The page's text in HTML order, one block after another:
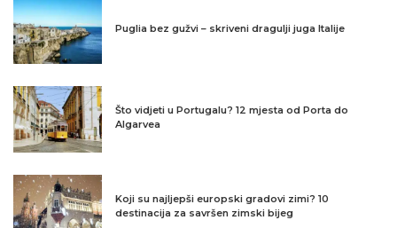
Puglia bez gužvi – skriveni dragulji juga Italije
Što vidjeti u Portugalu? 12 mjesta od Porta do
Algarvea
Koji su najljepši europski gradovi zimi? 10
destinacija za savršen zimski bijeg